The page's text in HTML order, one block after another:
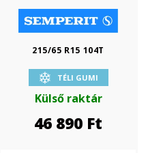
215/65 R15 104T
TÉLI GUMI
Külső raktár
46 890 Ft